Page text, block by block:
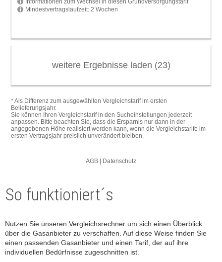
So funktioniert´s
Nutzen Sie unseren Vergleichsrechner um sich einen Überblick
über die Gasanbieter zu verschaffen. Auf diese Weise finden Sie
einen passenden Gasanbieter und einen Tarif, der auf ihre
individuellen Bedürfnisse zugeschnitten ist.